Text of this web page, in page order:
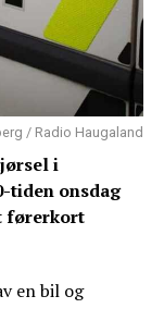
/ Radio Haugaland
i
tiden onsdag
førerkort
en bil og